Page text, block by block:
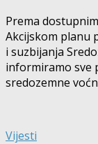
Prema
Akcijskom planu
i suzbijanja
informiramo sve
sredozemne
Vijesti